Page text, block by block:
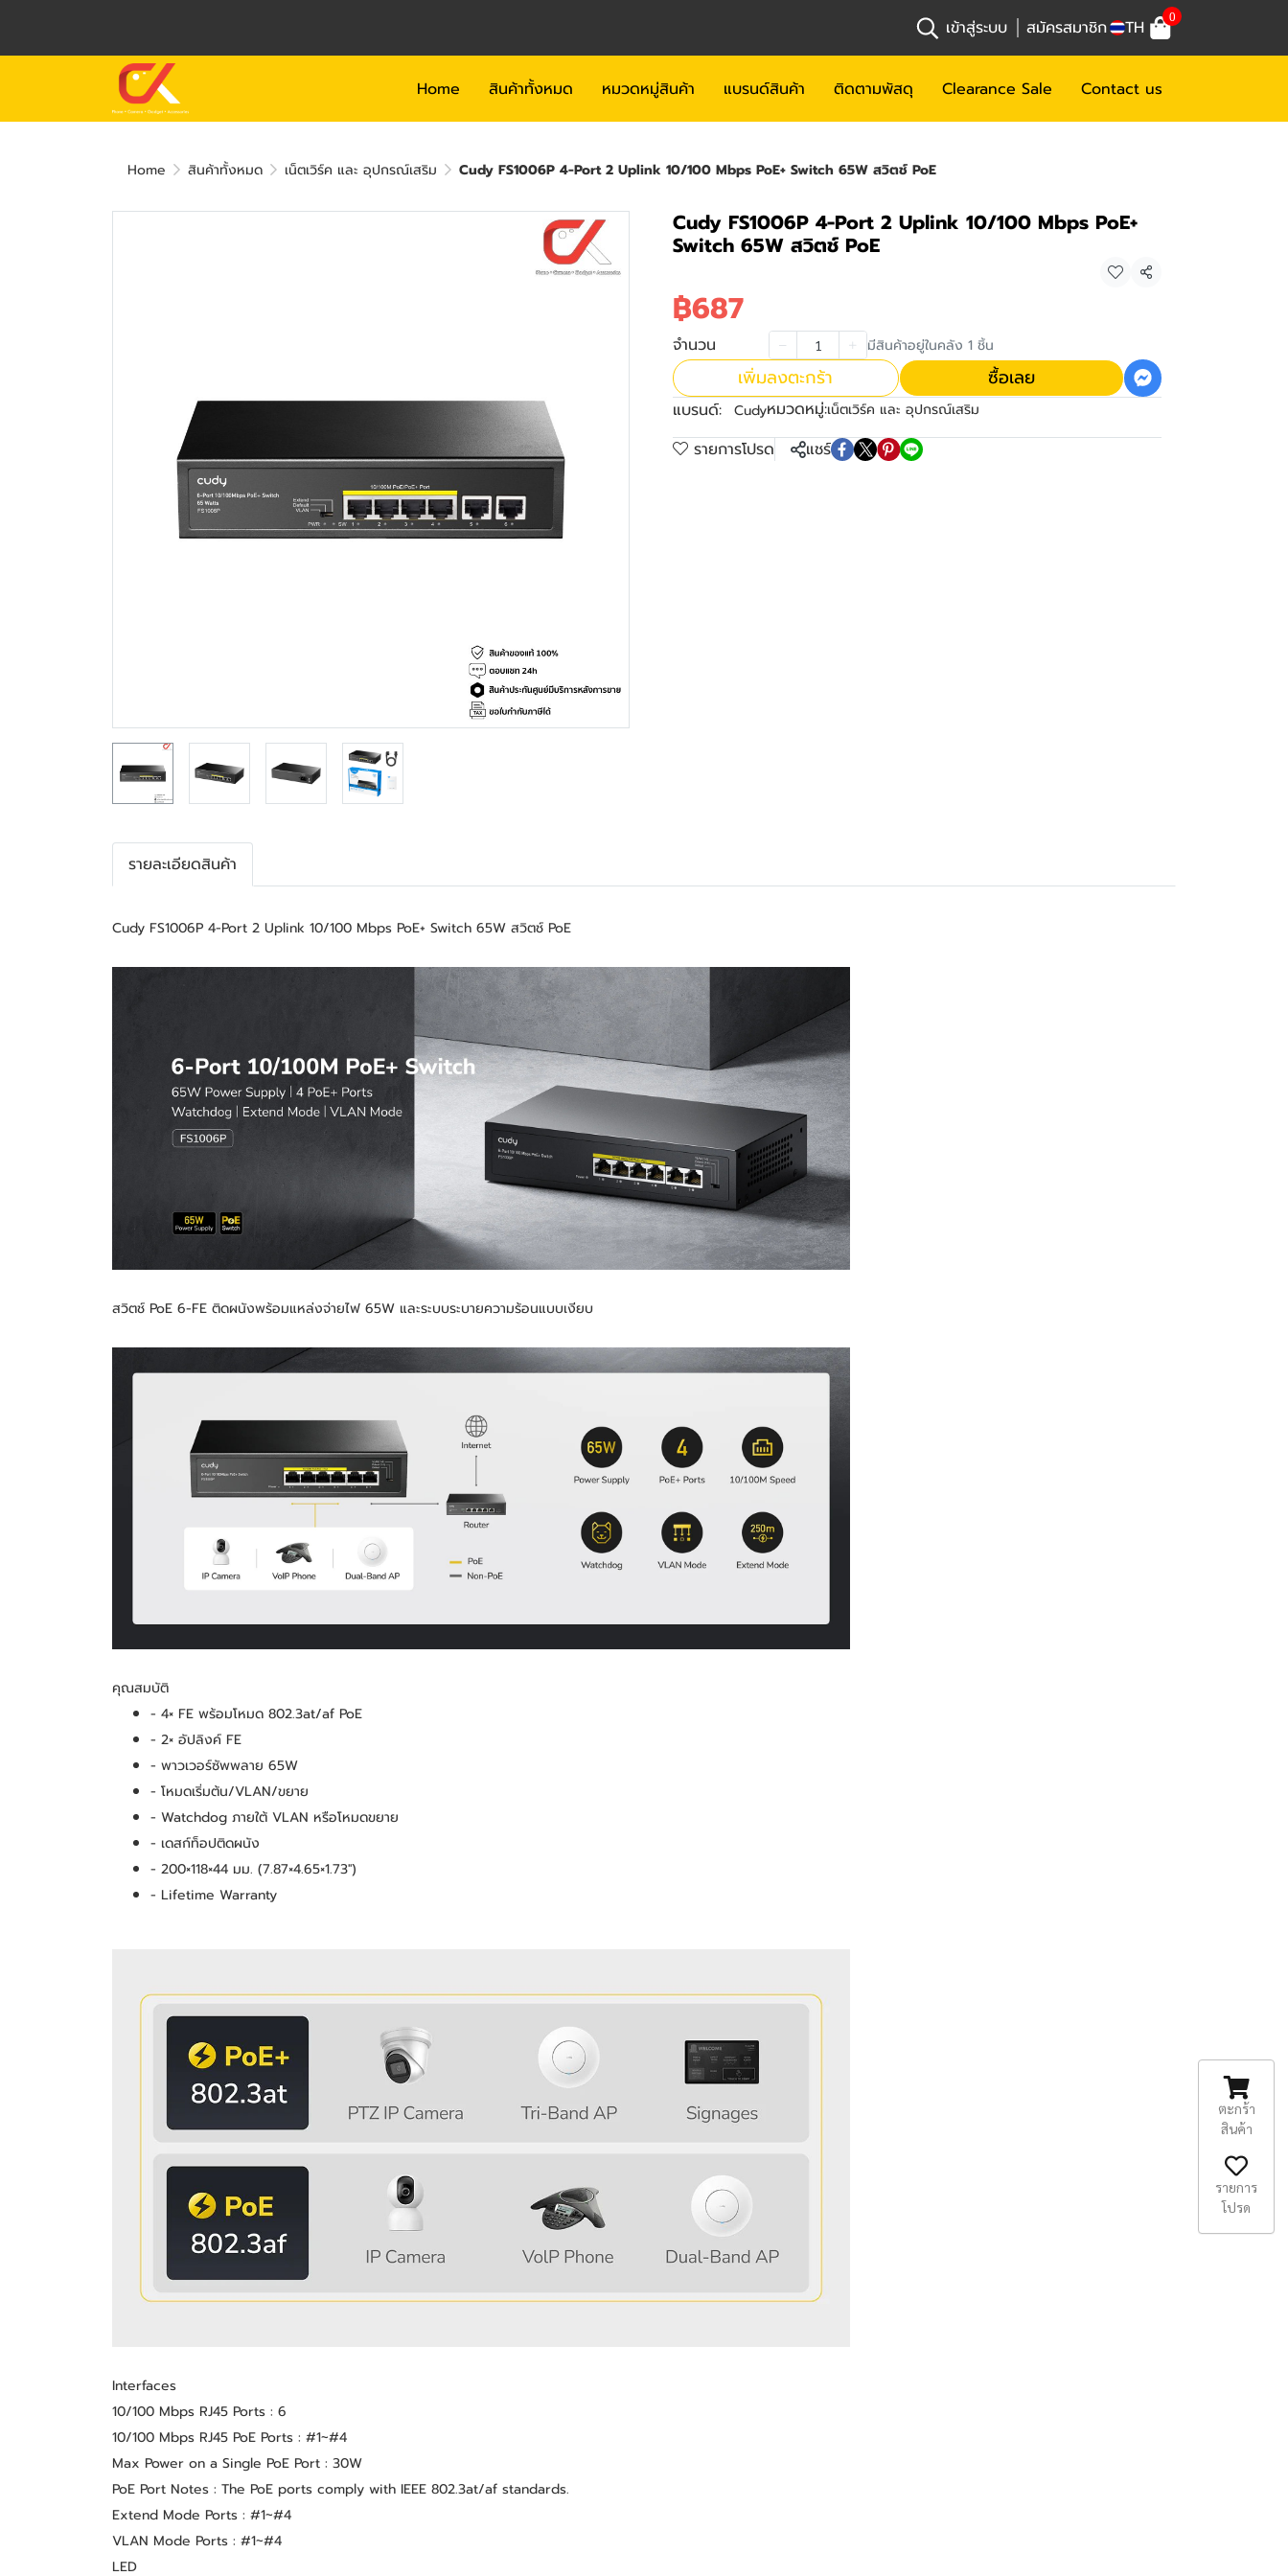
เข้าสู่ระบบ สมัครสมาชิก TH 0
Home สินค้าทั้งหมด หมวดหมู่สินค้า แบรนด์สินค้า ติดตามพัสดุ Clearance Sale Contact us
Home สินค้าทั้งหมด เน็ตเวิร์ค และ อุปกรณ์เสริม Cudy FS1006P 4-Port 2 Uplink 10/100 Mbps PoE+ Switch 65W สวิตช์ PoE
Cudy FS1006P 4-Port 2 Uplink 10/100 Mbps PoE+
Switch 65W สวิตช์ PoE
แชร์
฿687
จำนวน มีสินค้าอยู่ในคลัง 1 ชิ้น
เพิ่มลงตะกร้า ซื้อเลย
แบรนด์: Cudyหมวดหมู่:เน็ตเวิร์ค และ อุปกรณ์เสริม
รายการโปรด แชร์
รายละเอียดสินค้า
Cudy FS1006P 4-Port 2 Uplink 10/100 Mbps PoE+ Switch 65W สวิตช์ PoE
สวิตช์ PoE 6-FE ติดผนังพร้อมแหล่งจ่ายไฟ 65W และระบบระบายความร้อนแบบเงียบ
คุณสมบัติ
- 4× FE พร้อมโหมด 802.3at/af PoE
- 2× อัปลิงค์ FE
- พาวเวอร์ซัพพลาย 65W
- โหมดเริ่มต้น/VLAN/ขยาย
- Watchdog ภายใต้ VLAN หรือโหมดขยาย
- เดสก์ท็อปติดผนัง
- 200×118×44 มม. (7.87×4.65×1.73'')
- Lifetime Warranty
Interfaces
10/100 Mbps RJ45 Ports : 6
10/100 Mbps RJ45 PoE Ports : #1~#4
Max Power on a Single PoE Port : 30W
PoE Port Notes : The PoE ports comply with IEEE 802.3at/af standards.
Extend Mode Ports : #1~#4
VLAN Mode Ports : #1~#4
LED
ตะกร้า
สินค้า
รายการ
โปรด